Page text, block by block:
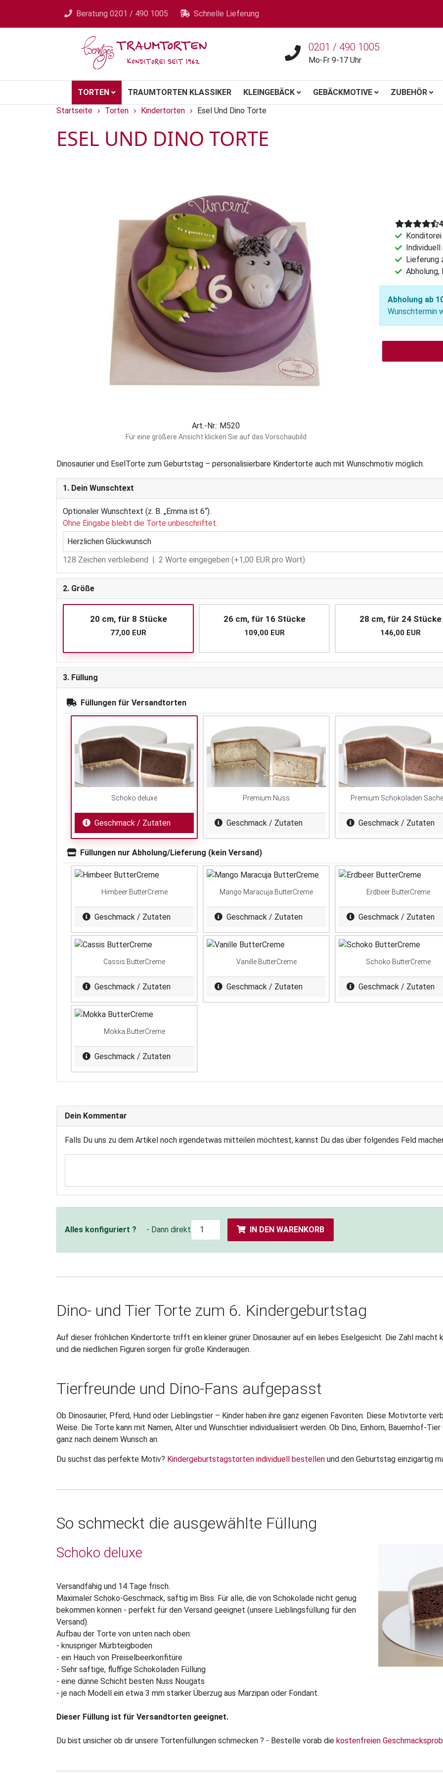
Beratung 0201 / 490 1005 Schnelle Lieferung
0201 / 490 1005
Mo-Fr 9-17 Uhr
TORTEN TRAUMTORTEN KLASSIKER KLEINGEBÄCK GEBÄCKMOTIVE
ZUBEHÖR
Startseite › Torten › Kindertorten › Esel Und Dino Torte
ESEL UND DINO TORTE
Art.-Nr.: M520
Für eine größere Ansicht klicken Sie auf das Vorschaubild
Lieferung
Abholung,
Abholung ab
Wunschtermin
Dinosaurier und EselTorte zum Geburtstag – personalisierbare Kindertorte auch mit Wunschmotiv möglich.
1. Dein Wunschtext
Optionaler Wunschtext (z. B. „Emma ist 6“).
Ohne Eingabe bleibt die Torte unbeschriftet.
128 Zeichen verbleibend | 2 Worte eingegeben (+1,00 EUR pro Wort)
2. Größe
20 cm, für 8 Stücke
77,00 EUR
26 cm, für 16 Stücke
109,00 EUR
28 cm, für 24 Stücke
146,00 EUR
3. Füllung
Füllungen für Versandtorten
Schoko deluxe
Geschmack / Zutaten
Premium Nuss
Geschmack / Zutaten
Premium Schokoladen
Geschmack / Zutaten
Füllungen nur Abholung/Lieferung (kein Versand)
Himbeer ButterCreme
Geschmack / Zutaten
Mango Maracuja ButterCreme
Geschmack / Zutaten
Erdbeer ButterCreme
Geschmack / Zutaten
Cassis ButterCreme
Geschmack / Zutaten
Vanille ButterCreme
Geschmack / Zutaten
Schoko ButterCreme
Geschmack / Zutaten
Mokka ButterCreme
Geschmack / Zutaten
Dein Kommentar
Falls Du uns zu dem Artikel noch irgendetwas mitteilen möchtest, kannst Du das über folgendes Feld
Alles konfiguriert ? - Dann direkt IN DEN WARENKORB
Dino- und Tier Torte zum 6. Kindergeburtstag
Auf dieser fröhlichen Kindertorte trifft ein kleiner grüner Dinosaurier auf ein liebes Eselgesicht. Die Zahl
und die niedlichen Figuren sorgen für große Kinderaugen.
Tierfreunde und Dino-Fans aufgepasst
Ob Dinosaurier, Pferd, Hund oder Lieblingstier – Kinder haben ihre ganz eigenen Favoriten. Diese Motivtorte
Weise. Die Torte kann mit Namen, Alter und Wunschtier individualisiert werden. Ob Dino, Einhorn, Bauernhof-
ganz nach deinem Wunsch an.
Du suchst das perfekte Motiv? Kindergeburtstagstorten individuell bestellen und den Geburtstag einzigartig
So schmeckt die ausgewählte Füllung
Schoko deluxe
Versandfähig und 14 Tage frisch.
Maximaler Schoko-Geschmack, saftig im Biss. Für alle, die von Schokolade nicht genug
bekommen können - perfekt für den Versand geeignet (unsere Lieblingsfüllung für den
Versand).
Aufbau der Torte von unten nach oben:
- knuspriger Mürbteigboden
- ein Hauch von Preiselbeerkonfitüre
- Sehr saftige, fluffige Schokoladen Füllung
- eine dünne Schicht besten Nuss Nougats
- je nach Modell ein etwa 3 mm starker Überzug aus Marzipan oder Fondant.
Dieser Füllung ist für Versandtorten geeignet.
Du bist unsicher ob dir unsere Tortenfüllungen schmecken ? - Bestelle vorab die kostenfreien